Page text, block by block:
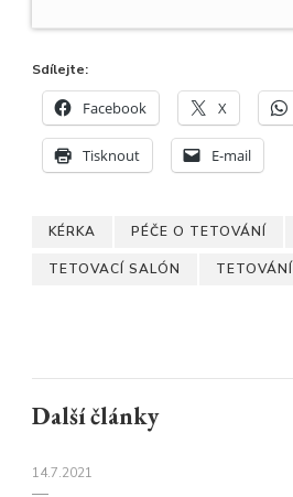
Sdílejte:
Facebook X
Tisknout E-mail
KÉRKA PÉČE O TETOVÁNÍ
TETOVACÍ SALÓN TETOVÁNÍ
Další články
14.7.2021